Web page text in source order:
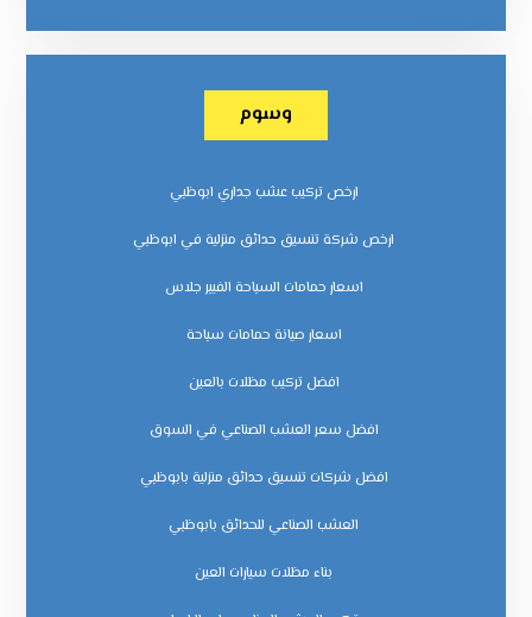
وسوم
ارخص تركيب عشب جداري ابوظبي
ارخص شركة تنسيق حدائق منزلية في ابوظبي
اسعار حمامات السباحة الفيبر جلاس
اسعار صيانة حمامات سباحة
افضل تركيب مظلات بالعين
افضل سعر العشب الصناعي في السوق
افضل شركات تنسيق حدائق منزلية بابوظبي
العشب الصناعي للحدائق بابوظبي
بناء مظلات سيارات العين